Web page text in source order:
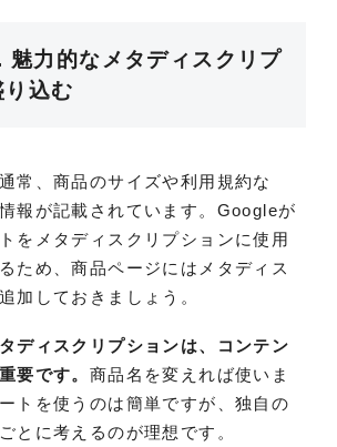
魅力的なメタディスクリプ
り込む
常、商品のサイズや利用規約な
報が記載されています。Googleが
をメタディスクリプションに使用
ため、商品ページにはメタディス
加しておきましょう。
ディスクリプションは、コンテン
要です。 商品名を変えれば使いま
トを使うのは簡単ですが、独自の
とに考えるのが理想です。